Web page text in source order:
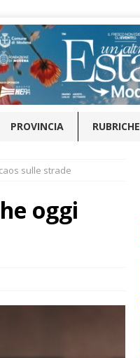
PROVINCIA RUBRICHE
sulle strade
oggi